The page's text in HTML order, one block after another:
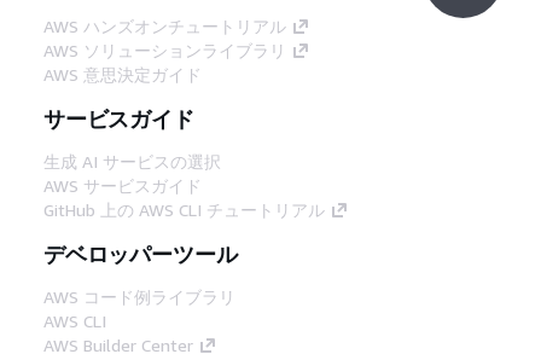
AWS ハンズオンチュートリアル
AWS ソリューションライブラリ
AWS 意思決定ガイド
サービスガイド
生成 AI サービスの選択
AWS サービスガイド
GitHub 上の AWS CLI チュートリアル
デベロッパーツール
AWS コード例ライブラリ
AWS CLI
AWS Builder Center